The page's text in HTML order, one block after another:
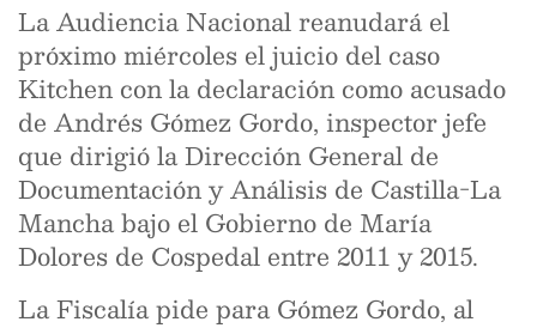
La Audiencia Nacional reanudará el
próximo miércoles el juicio del caso
Kitchen con la declaración como acusado
de Andrés Gómez Gordo, inspector jefe
que dirigió la Dirección General de
Documentación y Análisis de Castilla-La
Mancha bajo el Gobierno de María
Dolores de Cospedal entre 2011 y 2015.
La Fiscalía pide para Gómez Gordo, al